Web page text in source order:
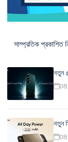
সাম্প্রতিক প্রকাশিত
নতুন
নতুন